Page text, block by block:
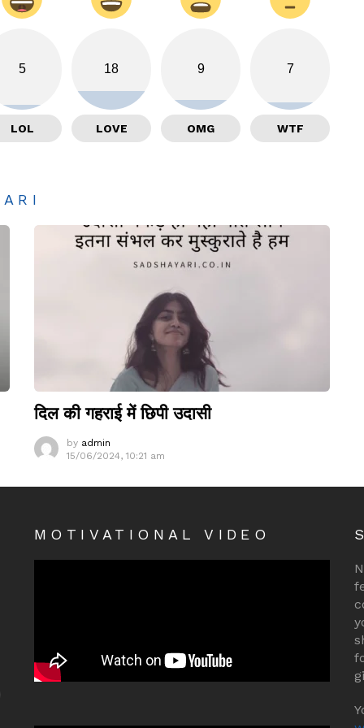
5
LOL
18
LOVE
9
OMG
7
WTF
दिल की गहराई में छिपी उदासी
by admin
15/06/2024, 10:21 am
MOTIVATIONAL VIDEO